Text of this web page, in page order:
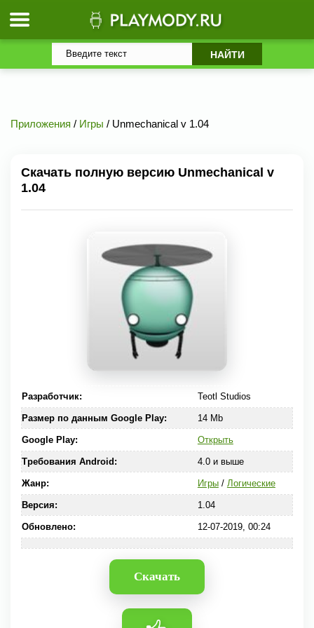
Приложения / Игры / Unmechanical v 1.04
Скачать полную версию Unmechanical v
1.04
Разработчик: Teotl Studios
Размер по данным Google Play: 14 Mb
Google Play: Открыть
Требования Android: 4.0 и выше
Жанр: Игры/ Логические
Версия: 1.04
Обновлено: 12-07-2019, 00:24
Скачать